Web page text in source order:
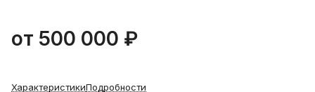
от 500 000 ₽
ХарактеристикиПодробности